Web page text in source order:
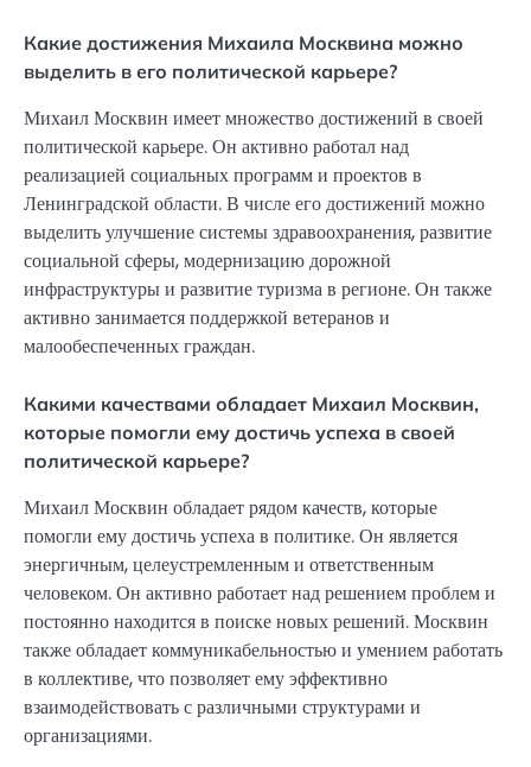
Какие достижения Михаила Москвина можно
выделить в его политической карьере?
Михаил Москвин имеет множество достижений в своей
политической карьере. Он активно работал над
реализацией социальных программ и проектов в
Ленинградской области. В числе его достижений можно
выделить улучшение системы здравоохранения, развитие
социальной сферы, модернизацию дорожной
инфраструктуры и развитие туризма в регионе. Он также
активно занимается поддержкой ветеранов и
малообеспеченных граждан.
Какими качествами обладает Михаил Москвин,
которые помогли ему достичь успеха в своей
политической карьере?
Михаил Москвин обладает рядом качеств, которые
помогли ему достичь успеха в политике. Он является
энергичным, целеустремленным и ответственным
человеком. Он активно работает над решением проблем и
постоянно находится в поиске новых решений. Москвин
также обладает коммуникабельностью и умением работать
в коллективе, что позволяет ему эффективно
взаимодействовать с различными структурами и
организациями.